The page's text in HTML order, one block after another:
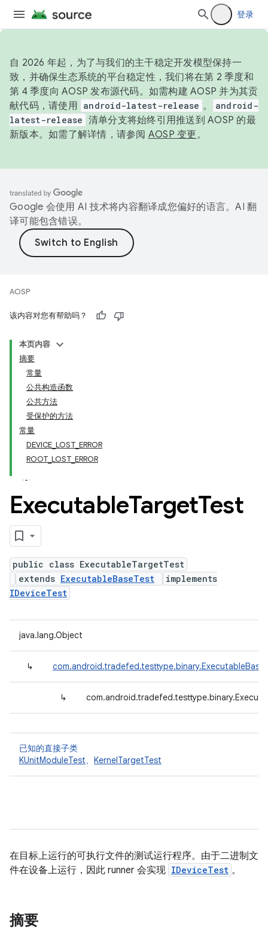
登录
自 2026 年起，为了与我们的主干稳定开发模型保持一
致，并确保生态系统的平台稳定性，我们将在第 2 季度和
第 4 季度向 AOSP 发布源代码。如需构建 AOSP 并为其贡
献代码，请使用 android-latest-release 。
android-
latest-release 清单分支将始终引用推送到 AOSP 的最
新版本。如需了解详情，请参阅 AOSP 变更。
Google 会使用 AI 技术将内容翻译成您偏好的语言。AI 翻
译可能包含错误。
AOSP
该内容对您有帮助吗？
本页内容
摘要
常量
公共构造函数
公共方法
受保护的方法
常量
DEVICE_LOST_ERROR
ROOT_LOST_ERROR
ExecutableTargetTest
public class ExecutableTargetTest
extends ExecutableBaseTest
implements
IDeviceTest
java.lang.Object
↳
↳
已知的直接子类
KUnitModuleTest、 KernelTargetTest
在目标上运行的可执行文件的测试运行程序。由于二进制文
件在设备上运行，因此 runner 会实现 IDeviceTest 。
摘要